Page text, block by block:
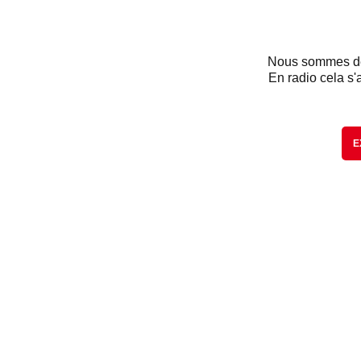
Nous sommes
En radio cela